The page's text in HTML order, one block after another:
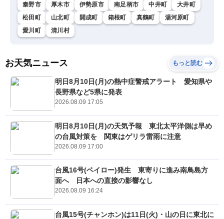
秦野市
厚木市 伊勢原市 南足柄市 中井町
大井町
松田町
山北町 開成町 箱根町 真鶴町
湯河原町
愛川町
清川村
お天気ニュース もっと読む
明日8月10日(月)の熱中症警戒アラート 愛知県や
長野県など5県に発表
2026.08.09 17:05
明日8月10日(月)の天気予報 東北太平洋側は早め
の台風対策を 関東はゲリラ雷雨に注意
2026.08.09 17:00
台風16号(ペイロー)発生 東寄りに進み南鳥島方
面へ 日本への直接の影響なし
2026.08.09 16:24
台風15号(チャンホン)は11日(火)・山の日に東北に